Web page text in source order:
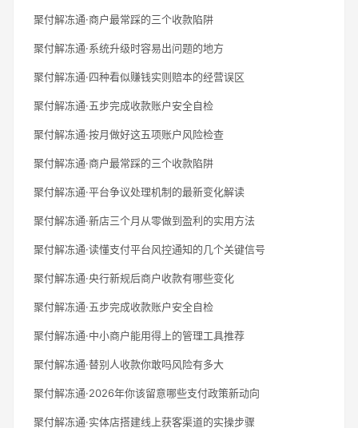
聚付解冻通·商户最常踩的三个收款陷阱
聚付解冻通·系统升级时容易出问题的地方
聚付解冻通·四种看似赚钱实则赔本的经营误区
聚付解冻通·五步完成收款账户安全自检
聚付解冻通·按月做好这五项账户风险检查
聚付解冻通·商户最常踩的三个收款陷阱
聚付解冻通·平台争议处理机制的最新变化解读
聚付解冻通·新店三个月从零做到盈利的实用方法
聚付解冻通·读懂支付平台风控通知的几个关键信号
聚付解冻通·央行新规后商户收款有哪些变化
聚付解冻通·五步完成收款账户安全自检
聚付解冻通·中小商户能用得上的管理工具推荐
聚付解冻通·替别人收款你敢吗风险有多大
聚付解冻通·2026年你该留意哪些支付政策新动向
聚付解冻通·实体店搭建线上获客渠道的实操步骤